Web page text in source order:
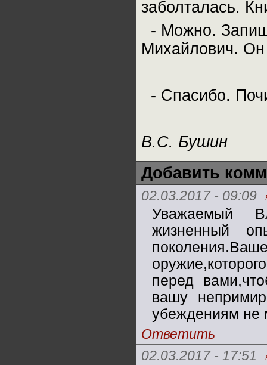
заболталась.
- Можно.
Михайлович.
- Спасибо.
В.С. Бушин
Добавить
02.03.2017 - 09:09
Уважаемый
жизненный
перед
вашу
убеждениям не
Ответить
02.03.2017 - 17:51